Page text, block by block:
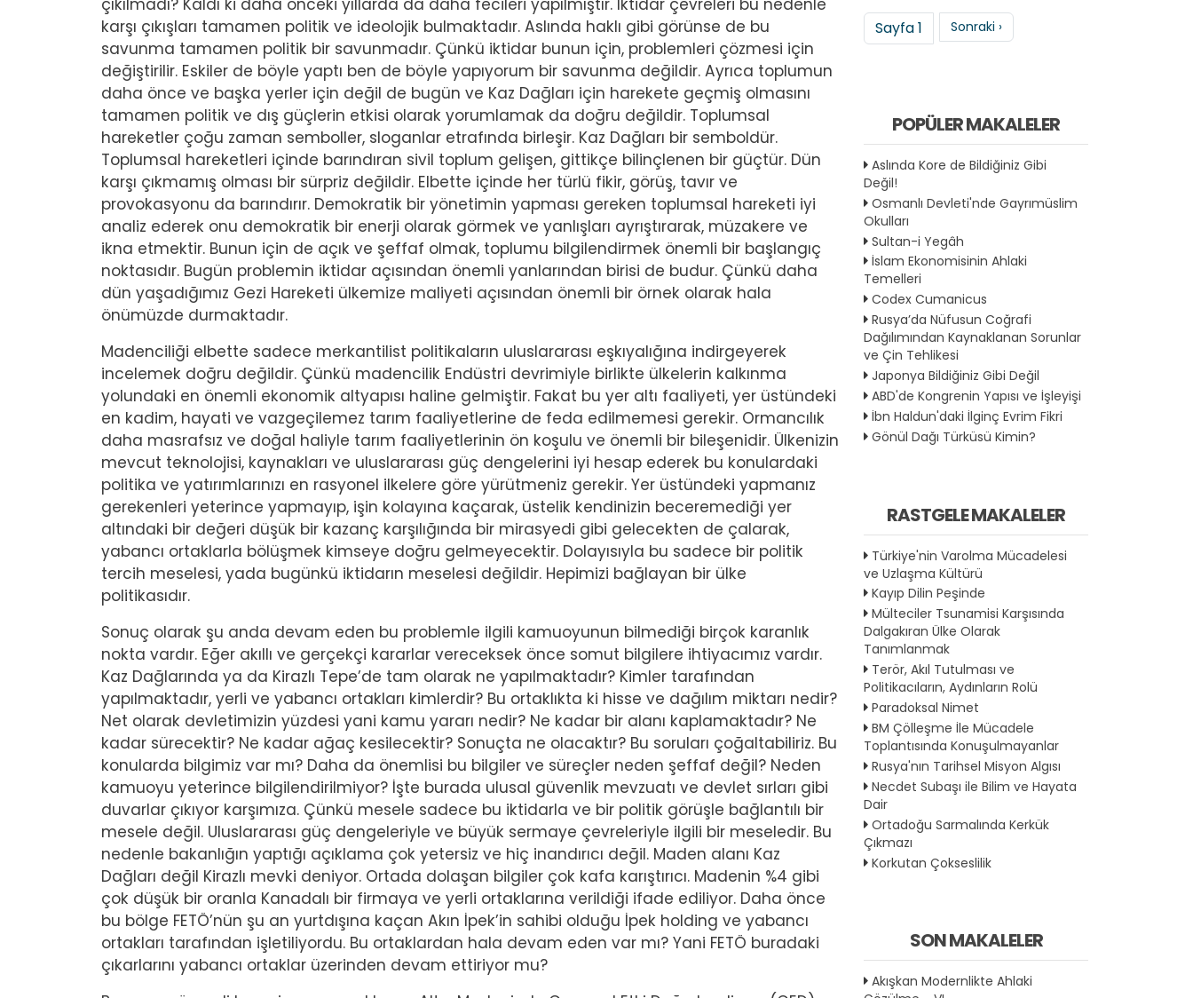
çıkılmadı? Kaldı ki daha önceki yıllarda da daha fecileri yapılmıştır. İktidar çevreleri bu nedenle
karşı çıkışları tamamen politik ve ideolojik bulmaktadır. Aslında haklı gibi görünse de bu
savunma tamamen politik bir savunmadır. Çünkü iktidar bunun için, problemleri çözmesi için
değiştirilir. Eskiler de böyle yaptı ben de böyle yapıyorum bir savunma değildir. Ayrıca toplumun
daha önce ve başka yerler için değil de bugün ve Kaz Dağları için harekete geçmiş olmasını
tamamen politik ve dış güçlerin etkisi olarak yorumlamak da doğru değildir. Toplumsal
hareketler çoğu zaman semboller, sloganlar etrafında birleşir. Kaz Dağları bir semboldür.
Toplumsal hareketleri içinde barındıran sivil toplum gelişen, gittikçe bilinçlenen bir güçtür. Dün
karşı çıkmamış olması bir sürpriz değildir. Elbette içinde her türlü fikir, görüş, tavır ve
provokasyonu da barındırır. Demokratik bir yönetimin yapması gereken toplumsal hareketi iyi
analiz ederek onu demokratik bir enerji olarak görmek ve yanlışları ayrıştırarak, müzakere ve
ikna etmektir. Bunun için de açık ve şeffaf olmak, toplumu bilgilendirmek önemli bir başlangıç
noktasıdır. Bugün problemin iktidar açısından önemli yanlarından birisi de budur. Çünkü daha
dün yaşadığımız Gezi Hareketi ülkemize maliyeti açısından önemli bir örnek olarak hala
önümüzde durmaktadır.
Madenciliği elbette sadece merkantilist politikaların uluslararası eşkıyalığına indirgeyerek
incelemek doğru değildir. Çünkü madencilik Endüstri devrimiyle birlikte ülkelerin kalkınma
yolundaki en önemli ekonomik altyapısı haline gelmiştir. Fakat bu yer altı faaliyeti, yer üstündeki
en kadim, hayati ve vazgeçilemez tarım faaliyetlerine de feda edilmemesi gerekir. Ormancılık
daha masrafsız ve doğal haliyle tarım faaliyetlerinin ön koşulu ve önemli bir bileşenidir. Ülkenizin
mevcut teknolojisi, kaynakları ve uluslararası güç dengelerini iyi hesap ederek bu konulardaki
politika ve yatırımlarınızı en rasyonel ilkelere göre yürütmeniz gerekir. Yer üstündeki yapmanız
gerekenleri yeterince yapmayıp, işin kolayına kaçarak, üstelik kendinizin beceremediği yer
altındaki bir değeri düşük bir kazanç karşılığında bir mirasyedi gibi gelecekten de çalarak,
yabancı ortaklarla bölüşmek kimseye doğru gelmeyecektir. Dolayısıyla bu sadece bir politik
tercih meselesi, yada bugünkü iktidarın meselesi değildir. Hepimizi bağlayan bir ülke
politikasıdır.
Sonuç olarak şu anda devam eden bu problemle ilgili kamuoyunun bilmediği birçok karanlık
nokta vardır. Eğer akıllı ve gerçekçi kararlar vereceksek önce somut bilgilere ihtiyacımız vardır.
Kaz Dağlarında ya da Kirazlı Tepe’de tam olarak ne yapılmaktadır? Kimler tarafından
yapılmaktadır, yerli ve yabancı ortakları kimlerdir? Bu ortaklıkta ki hisse ve dağılım miktarı nedir?
Net olarak devletimizin yüzdesi yani kamu yararı nedir? Ne kadar bir alanı kaplamaktadır? Ne
kadar sürecektir? Ne kadar ağaç kesilecektir? Sonuçta ne olacaktır? Bu soruları çoğaltabiliriz. Bu
konularda bilgimiz var mı? Daha da önemlisi bu bilgiler ve süreçler neden şeffaf değil? Neden
kamuoyu yeterince bilgilendirilmiyor? İşte burada ulusal güvenlik mevzuatı ve devlet sırları gibi
duvarlar çıkıyor karşımıza. Çünkü mesele sadece bu iktidarla ve bir politik görüşle bağlantılı bir
mesele değil. Uluslararası güç dengeleriyle ve büyük sermaye çevreleriyle ilgili bir meseledir. Bu
nedenle bakanlığın yaptığı açıklama çok yetersiz ve hiç inandırıcı değil. Maden alanı Kaz
Dağları değil Kirazlı mevki deniyor. Ortada dolaşan bilgiler çok kafa karıştırıcı. Madenin %4 gibi
çok düşük bir oranla Kanadalı bir firmaya ve yerli ortaklarına verildiği ifade ediliyor. Daha önce
bu bölge FETÖ’nün şu an yurtdışına kaçan Akın İpek’in sahibi olduğu İpek holding ve yabancı
ortakları tarafından işletiliyordu. Bu ortaklardan hala devam eden var mı? Yani FETÖ buradaki
çıkarlarını yabancı ortaklar üzerinden devam ettiriyor mu?
Sayfalama
Sayfa 1 Sonraki sayfa
Sonraki ›
POPÜLER MAKALELER
Aslında Kore de Bildiğiniz Gibi
Değil!
Osmanlı Devleti'nde Gayrımüslim
Okulları
Sultan-i Yegâh
İslam Ekonomisinin Ahlaki
Temelleri
Codex Cumanicus
Rusya’da Nüfusun Coğrafi
Dağılımından Kaynaklanan Sorunlar
ve Çin Tehlikesi
Japonya Bildiğiniz Gibi Değil
ABD'de Kongrenin Yapısı ve İşleyişi
İbn Haldun'daki İlginç Evrim Fikri
Gönül Dağı Türküsü Kimin?
RASTGELE MAKALELER
Türkiye'nin Varolma Mücadelesi
ve Uzlaşma Kültürü
Kayıp Dilin Peşinde
Mülteciler Tsunamisi Karşısında
Dalgakıran Ülke Olarak
Tanımlanmak
Terör, Akıl Tutulması ve
Politikacıların, Aydınların Rolü
Paradoksal Nimet
BM Çölleşme İle Mücadele
Toplantısında Konuşulmayanlar
Rusya'nın Tarihsel Misyon Algısı
Necdet Subaşı ile Bilim ve Hayata
Dair
Ortadoğu Sarmalında Kerkük
Çıkmazı
Korkutan Çokseslilik
SON MAKALELER
Akışkan Modernlikte Ahlaki